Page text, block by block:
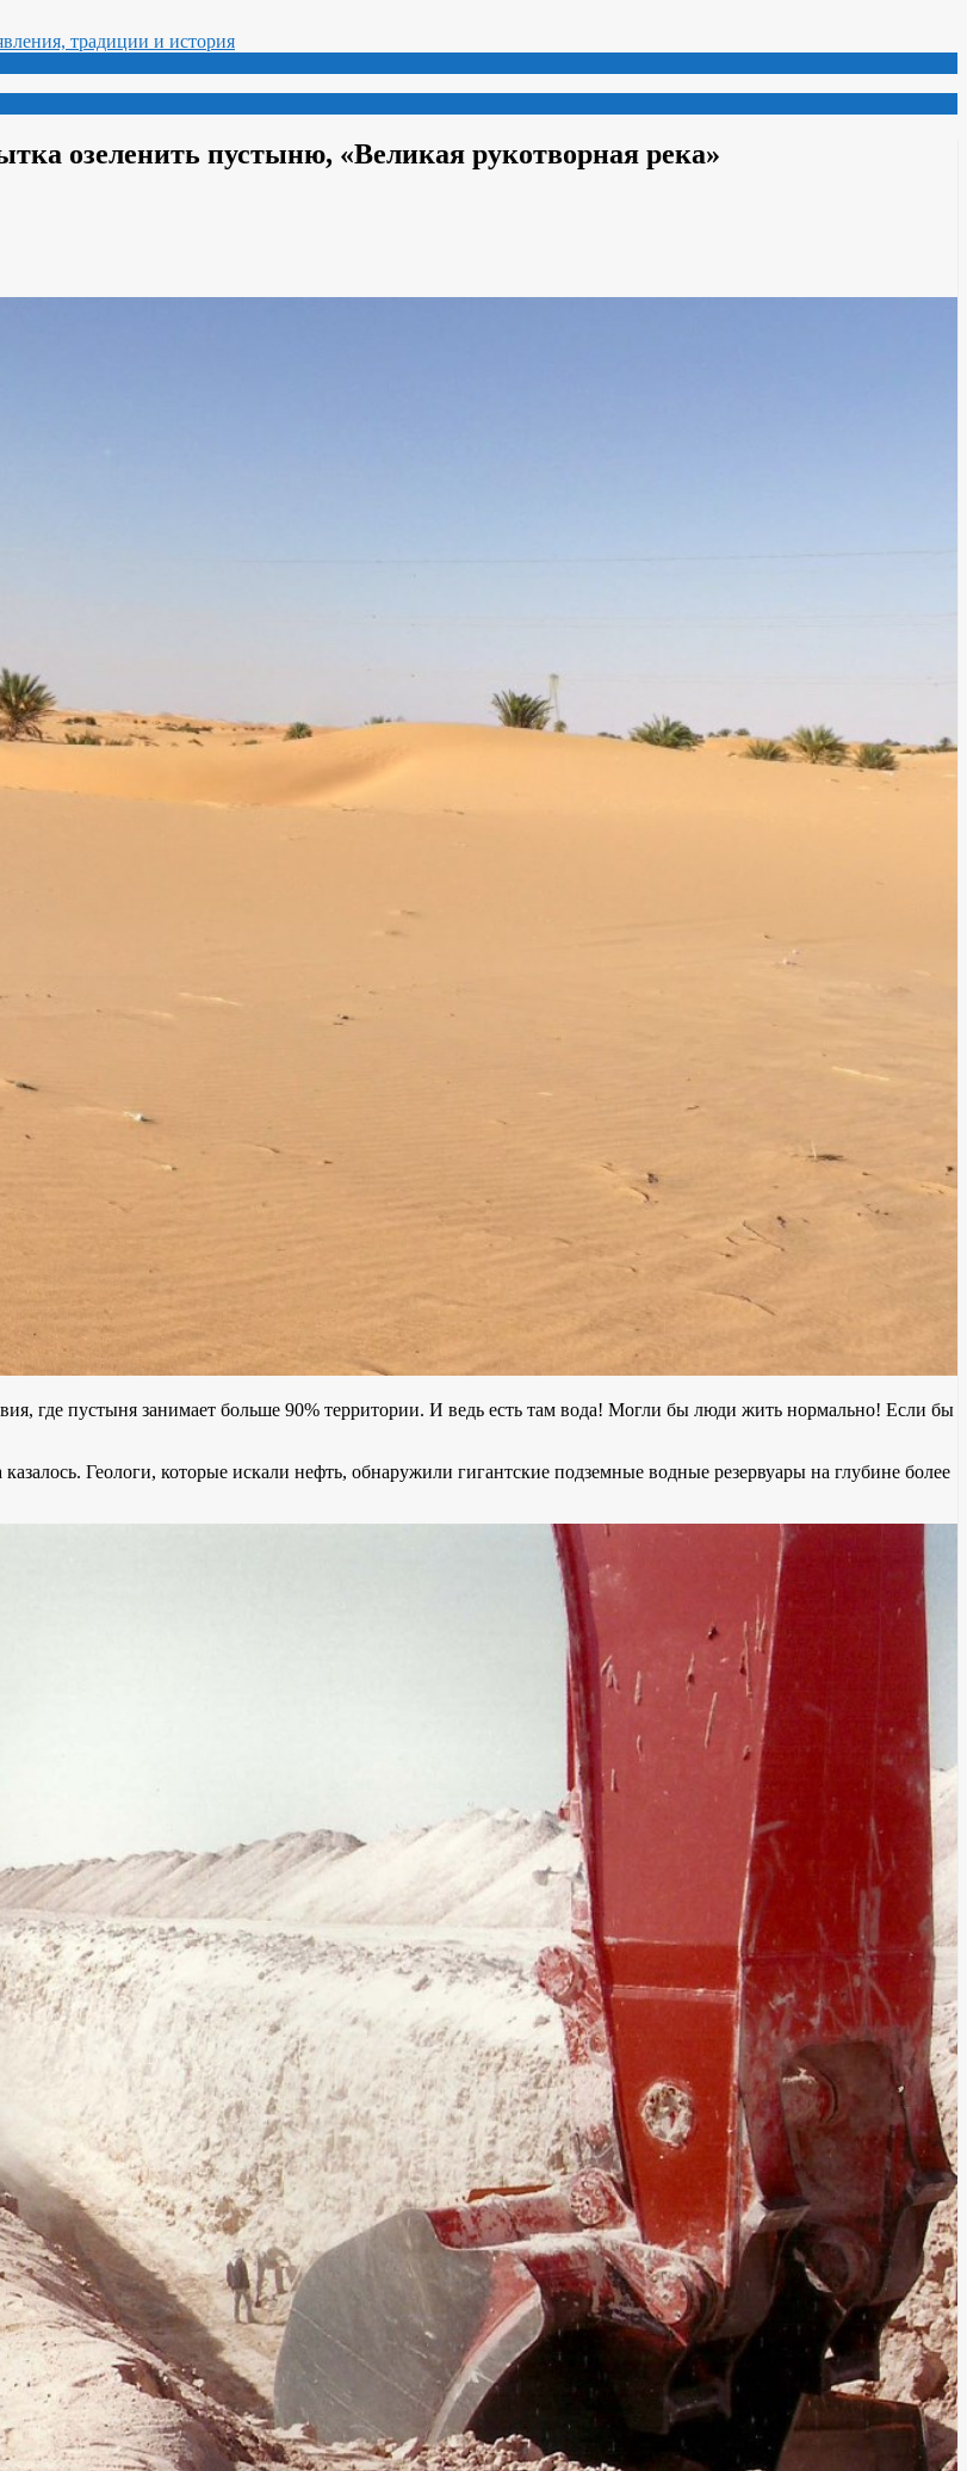
озеленить пустыню, «Великая рукотворная река»
где пустыня занимает больше 90% территории. И ведь есть там вода! Могли бы люди жить нормально! Если бы
Геологи, которые искали нефть, обнаружили гигантские подземные водные резервуары на глубине более